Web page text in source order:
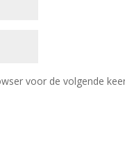
voor de volgende